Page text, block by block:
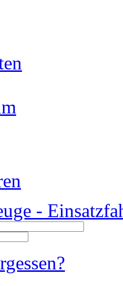
-